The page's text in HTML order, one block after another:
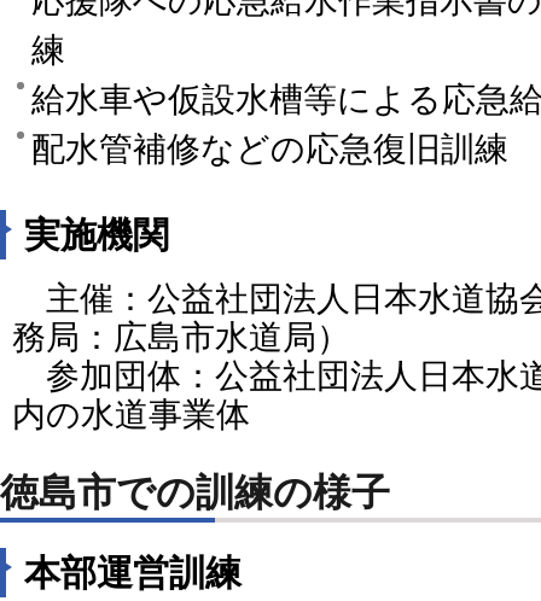
練
給水車や仮設水槽等による応急
配水管補修などの応急復旧訓練
実施機関
主催：公益社団法人日本水道協
務局：広島市水道局）
参加団体：公益社団法人日本水
内の水道事業体
徳島市での訓練の様子
本部運営訓練